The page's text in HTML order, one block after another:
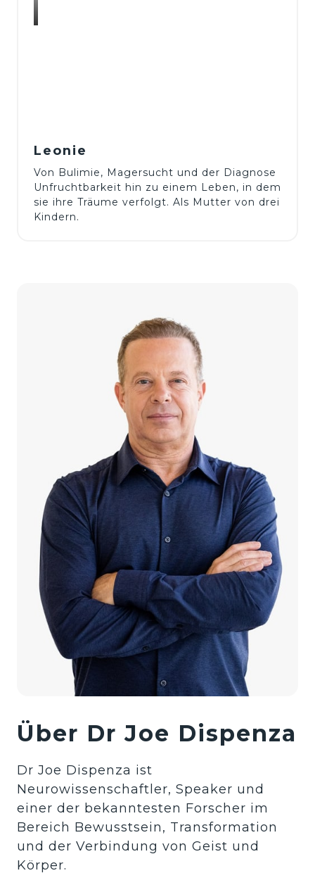
Leonie
Von Bulimie, Magersucht und der Diagnose
Unfruchtbarkeit hin zu einem Leben, in dem
sie ihre Träume verfolgt. Als Mutter von drei
Kindern.
Über Dr Joe Dispenza
Dr Joe Dispenza ist
Neurowissenschaftler, Speaker und
einer der bekanntesten Forscher im
Bereich Bewusstsein, Transformation
und der Verbindung von Geist und
Körper.